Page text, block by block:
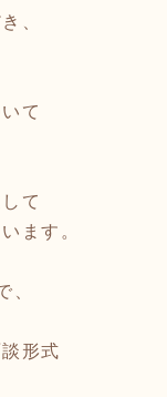
、
て
て
ます。
、
形式